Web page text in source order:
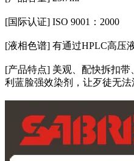
[国际认证] ISO 9001：2000
[液相色谱] 有通过HPLC高压
[产品特点] 美观、配快拆扣
利蓝脸强效染剂，让歹徒无